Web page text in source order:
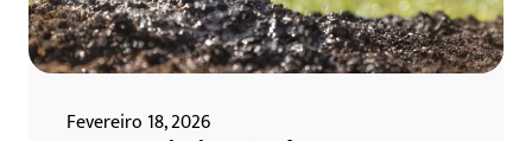
Fevereiro 18, 2026